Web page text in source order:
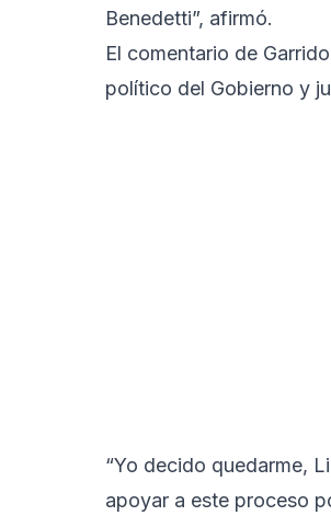
Benedetti”, afirmó.
El comentario de
político del Gobierno y
“Yo decido quedarme,
apoyar a este proceso